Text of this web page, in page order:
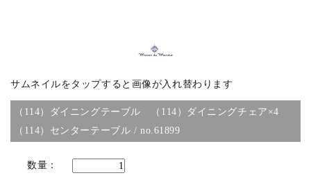
素材
ブランド
サムネイルをタップすると画像が入れ替わります
（114）ダイニングテーブル （114）ダイニングチェア×4
（114）センターテーブル / no.61899
数量：